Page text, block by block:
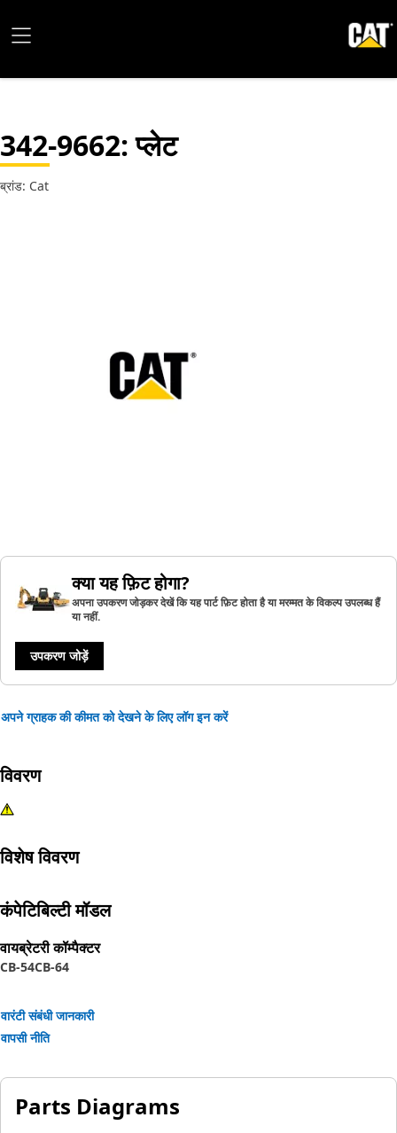
342-9662: प्लेट
ब्रांड: Cat
क्या यह फ़िट होगा?
अपना उपकरण जोड़कर देखें कि यह पार्ट फ़िट होता है या मरम्मत के विकल्प उपलब्ध हैं
या नहीं.
उपकरण जोड़ें
अपने ग्राहक की कीमत को देखने के लिए लॉग इन करें
विवरण
विशेष विवरण
कंपेटिबिल्टी मॉडल
वायब्रेटरी कॉम्पैक्टर
CB-54CB-64
वारंटी संबंधी जानकारी
वापसी नीति
Parts Diagrams